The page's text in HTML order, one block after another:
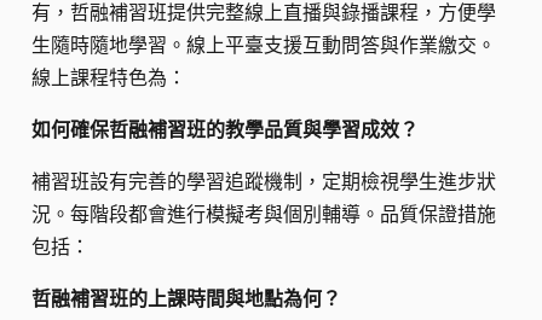
有，哲融補習班提供完整線上直播與錄播課程，方便學
生隨時隨地學習。線上平臺支援互動問答與作業繳交。
線上課程特色為：
如何確保哲融補習班的教學品質與學習成效？
補習班設有完善的學習追蹤機制，定期檢視學生進步狀
況。每階段都會進行模擬考與個別輔導。品質保證措施
包括：
哲融補習班的上課時間與地點為何？